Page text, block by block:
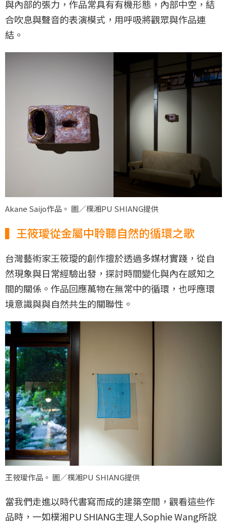
與內部的張力，作品常具有有機形態，內部中空，結
合吹息與聲音的表演模式，用呼吸將觀眾與作品連
結。
Akane Saijo作品。 圖／樸湘PU SHIANG提供
▍王筱璦從金屬中聆聽自然的循環之歌
台灣藝術家王筱璦的創作擅於透過多媒材實踐，從自
然現象與日常經驗出發，探討時間變化與內在感知之
間的關係。作品回應萬物在無常中的循環，也呼應環
境意識與與自然共生的關聯性。
王筱璦作品。 圖／樸湘PU SHIANG提供
當我們走進以時代書寫而成的建築空間，觀看這些作
品時，一如樸湘PU SHIANG主理人Sophie Wang所說